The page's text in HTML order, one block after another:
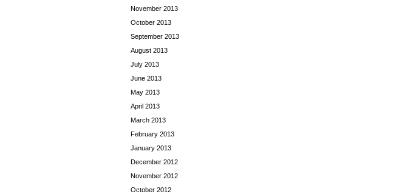
November 2013
October 2013
September 2013
August 2013
July 2013
June 2013
May 2013
April 2013
March 2013
February 2013
January 2013
December 2012
November 2012
October 2012